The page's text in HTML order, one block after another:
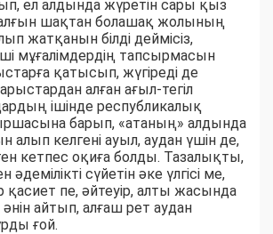
ел алдында жүретін сары қыз
шақтан болашақ жолының
жатқанын білді деймісіз,
мұғалімдердің тапсырмасын
қатысып, жүгіреді де
алған ағыл-тегіл
ішінде республикалық
барып, «атаның» алдында
алып келгені ауыл, аудан үшін де,
кетпес оқиға болды. Тазалықты,
сүйетін әке үлгісі ме,
қасиет пе, әйтеуір, алты жасында
айтып, алғаш рет аудан
ғой.